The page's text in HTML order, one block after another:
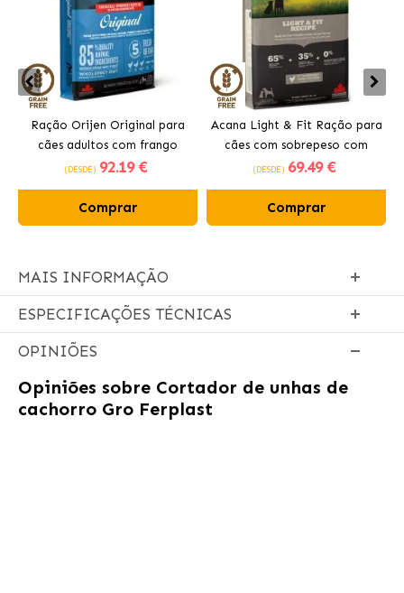
Ração Orijen Original para
cães adultos com frango
(DESDE) 92.19 €
Comprar
Acana Light & Fit Ração para
cães com sobrepeso com
frango fresco
(DESDE) 69.49 €
Comprar
MAIS INFORMAÇÃO
ESPECIFICAÇÕES TÉCNICAS
OPINIÕES
Opiniões sobre Cortador de unhas de
cachorro Gro Ferplast